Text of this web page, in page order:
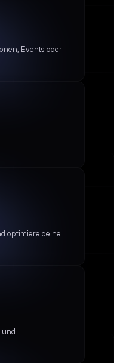
Events oder
optimiere deine